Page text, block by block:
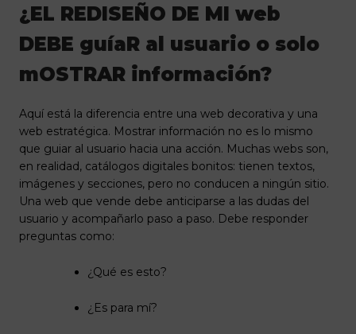
¿EL REDISEÑO DE MI web
DEBE guíaR al usuario o solo
mOSTRAR información?
Aquí está la diferencia entre una web decorativa y una
web estratégica. Mostrar información no es lo mismo
que guiar al usuario hacia una acción. Muchas webs son,
en realidad, catálogos digitales bonitos: tienen textos,
imágenes y secciones, pero no conducen a ningún sitio.
Una web que vende debe anticiparse a las dudas del
usuario y acompañarlo paso a paso. Debe responder
preguntas como:
¿Qué es esto?
¿Es para mí?